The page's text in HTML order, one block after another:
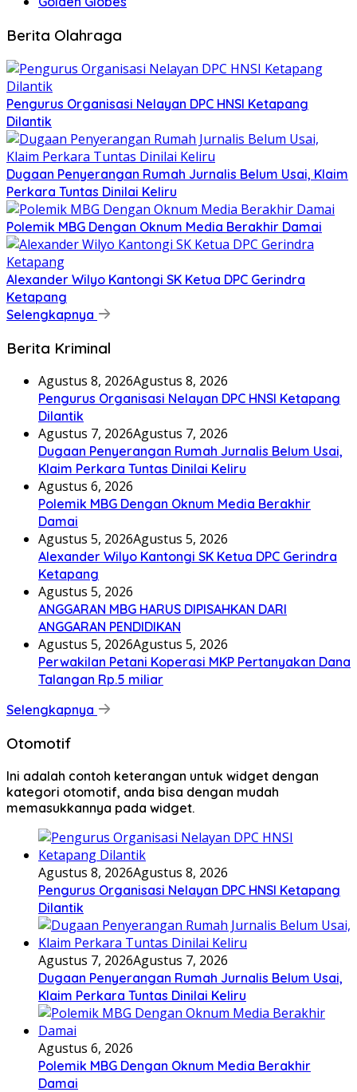
Berita Olahraga
Pengurus Organisasi Nelayan DPC HNSI Ketapang
Dilantik
Dugaan Penyerangan Rumah Jurnalis Belum Usai, Klaim
Perkara Tuntas Dinilai Keliru
Polemik MBG Dengan Oknum Media Berakhir Damai
Alexander Wilyo Kantongi SK Ketua DPC Gerindra
Ketapang
Selengkapnya
Berita Kriminal
Agustus 8, 2026Agustus 8, 2026
Pengurus Organisasi Nelayan DPC HNSI Ketapang
Dilantik
Agustus 7, 2026Agustus 7, 2026
Dugaan Penyerangan Rumah Jurnalis Belum Usai,
Klaim Perkara Tuntas Dinilai Keliru
Agustus 6, 2026
Polemik MBG Dengan Oknum Media Berakhir
Damai
Agustus 5, 2026Agustus 5, 2026
Alexander Wilyo Kantongi SK Ketua DPC Gerindra
Ketapang
Agustus 5, 2026
ANGGARAN MBG HARUS DIPISAHKAN DARI
ANGGARAN PENDIDIKAN
Agustus 5, 2026Agustus 5, 2026
Perwakilan Petani Koperasi MKP Pertanyakan Dana
Talangan Rp.5 miliar
Selengkapnya
Otomotif
Ini adalah contoh keterangan untuk widget dengan
kategori otomotif, anda bisa dengan mudah
memasukkannya pada widget.
Agustus 8, 2026Agustus 8, 2026
Pengurus Organisasi Nelayan DPC HNSI Ketapang
Dilantik
Agustus 7, 2026Agustus 7, 2026
Dugaan Penyerangan Rumah Jurnalis Belum Usai,
Klaim Perkara Tuntas Dinilai Keliru
Agustus 6, 2026
Polemik MBG Dengan Oknum Media Berakhir
Damai